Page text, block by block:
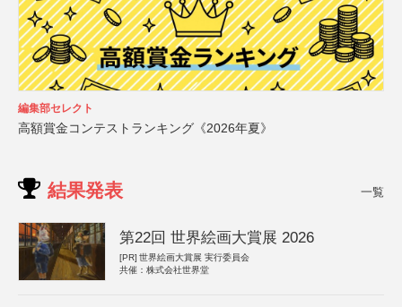
編集部セレクト
高額賞金コンテストランキング《2026年夏》
結果発表 一覧
第22回 世界絵画大賞展 2026
[PR] 世界絵画大賞展 実行委員会
共催：株式会社世界堂